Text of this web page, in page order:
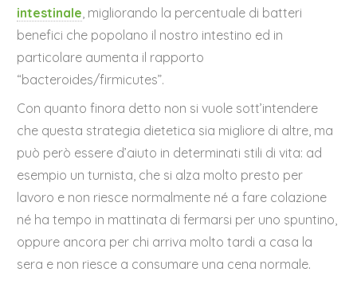
intestinale, migliorando la percentuale di batteri
benefici che popolano il nostro intestino ed in
particolare aumenta il rapporto
“bacteroides/firmicutes”.
Con quanto finora detto non si vuole sott’intendere
che questa strategia dietetica sia migliore di altre, ma
può però essere d’aiuto in determinati stili di vita: ad
esempio un turnista, che si alza molto presto per
lavoro e non riesce normalmente né a fare colazione
né ha tempo in mattinata di fermarsi per uno spuntino,
oppure ancora per chi arriva molto tardi a casa la
sera e non riesce a consumare una cena normale.